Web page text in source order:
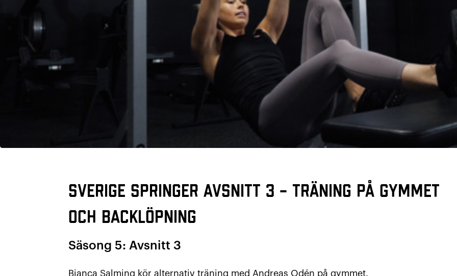
Sverige Springer avsnitt 3 – Träning på gymmet
och backlöpning
Säsong 5: Avsnitt 3
Bianca Salming kör alternativ träning med Andreas Odén på gymmet.